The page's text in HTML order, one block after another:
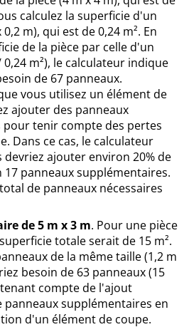
calculez la superficie d'un
m), qui est de 0,24 m². En
de la pièce par celle d'un
0,24 m²), le calculateur indique
de 67 panneaux.
vous utilisez un élément de
ajouter des panneaux
tenir compte des pertes
Dans ce cas, le calculateur
devriez ajouter environ 20% de
panneaux supplémentaires.
de panneaux nécessaires
de 5 m x 3 m. Pour une pièce
totale serait de 15 m².
de la même taille (1,2 m
besoin de 63 panneaux (15
tenant compte de l'ajout
panneaux supplémentaires en
d'un élément de coupe.